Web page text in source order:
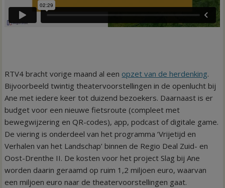
RTV4 bracht vorige maand al een opzet van de herdenking.
Bijvoorbeeld twintig theatervoorstellingen in de openlucht bij
Ane met iedere keer tot duizend bezoekers. Daarnaast is er
budget voor een nieuwe fietsroute (compleet met
bewegwijzering en QR-codes), app, podcast of digitale game.
De viering is onderdeel van het programma ‘Vrijetijd en
Verhalen van het Landschap’ binnen de Regio Deal Zuid- en
Oost-Drenthe II. De kosten voor het project Slag bij Ane
worden daarin geraamd op ruim 1,2 miljoen euro, waarvan
een miljoen euro naar de theatervoorstellingen gaat.